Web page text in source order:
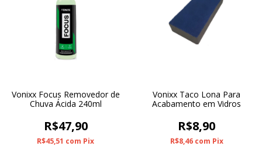
Vonixx Focus Removedor de
Chuva Ácida 240ml
R$47,90
R$45,51 com Pix
Vonixx Taco Lona Para
Acabamento em Vidros
R$8,90
R$8,46 com Pix